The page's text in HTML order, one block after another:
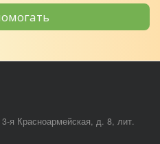
я Красноармейская, д. 8, лит.